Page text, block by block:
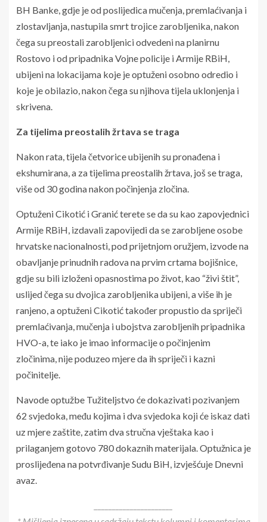
BH Banke, gdje je od poslijedica mučenja, premlaćivanja i
zlostavljanja, nastupila smrt trojice zarobljenika, nakon
čega su preostali zarobljenici odvedeni na planirnu
Rostovo i od pripadnika Vojne policije i Armije RBiH,
ubijeni na lokacijama koje je optuženi osobno odredio i
koje je obilazio, nakon čega su njihova tijela uklonjenja i
skrivena.
Za tijelima preostalih žrtava se traga
Nakon rata, tijela četvorice ubijenih su pronađena i
ekshumirana, a za tijelima preostalih žrtava, još se traga,
više od 30 godina nakon počinjenja zločina.
Optuženi Cikotić i Granić terete se da su kao zapovjednici
Armije RBiH, izdavali zapovijedi da se zarobljene osobe
hrvatske nacionalnosti, pod prijetnjom oružjem, izvode na
obavljanje prinudnih radova na prvim crtama bojišnice,
gdje su bili izloženi opasnostima po život, kao “živi štit”,
uslijed čega su dvojica zarobljenika ubijeni, a više ih je
ranjeno, a optuženi Cikotić također propustio da spriječi
premlaćivanja, mučenja i ubojstva zarobljenih pripadnika
HVO-a, te iako je imao informacije o počinjenim
zločinima, nije poduzeo mjere da ih spriječi i kazni
počinitelje.
Navode optužbe Tužiteljstvo će dokazivati pozivanjem
62 svjedoka, među kojima i dva svjedoka koji će iskaz dati
uz mjere zaštite, zatim dva stručna vještaka kao i
prilaganjem gotovo 780 dokaznih materijala. Optužnica je
proslijeđena na potvrđivanje Sudu BiH, izvješćuje Dnevni
avaz.